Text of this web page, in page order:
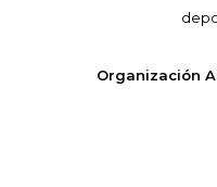
Organización